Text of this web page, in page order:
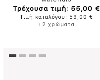
Τρέχουσα τιμή: 55,00 €
Τιμή καταλόγου: 59,00 €
+2 χρώματα